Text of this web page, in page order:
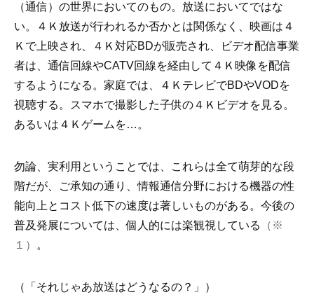
（通信）の世界においてのもの。放送においてではな
い。４Ｋ放送が行われるか否かとは関係なく、映画は４
Ｋで上映され、４Ｋ対応BDが販売され、ビデオ配信事業
者は、通信回線やCATV回線を経由して４Ｋ映像を配信
するようになる。家庭では、４ＫテレビでBDやVODを
視聴する。スマホで撮影した子供の４Ｋビデオを見る。
あるいは４Ｋゲームを…。
勿論、実利用ということでは、これらは全て萌芽的な段
階だが、ご承知の通り、情報通信分野における機器の性
能向上とコスト低下の速度は著しいものがある。今後の
普及発展については、個人的には楽観視している
（※
１）
。
（「それじゃあ放送はどうなるの？」）